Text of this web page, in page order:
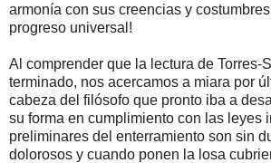
armonía con sus creencias y
progreso universal!
Al comprender que la lectura de Torres-
terminado, nos acercamos a miara por
cabeza del filósofo que pronto iba a
su forma en cumplimiento con las leyes
preliminares del enterramiento son sin
dolorosos y cuando ponen la losa